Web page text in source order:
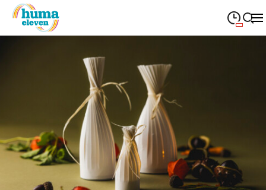
Donnerstag
DONNERSTAG 09:00
Freitag
09:00— 19:00